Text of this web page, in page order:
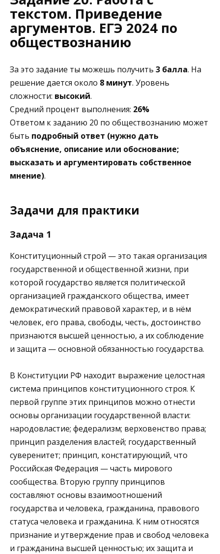
текстом. Приведение
аргументов. ЕГЭ 2024 по
обществознанию
За это задание ты можешь получить 3 балла. На
решение дается около 8 минут. Уровень
сложности: высокий.
Средний процент выполнения: 26%
Ответом к заданию 20 по обществознанию может
быть подробный ответ (нужно дать
объяснение, описание или обоснование;
высказать и аргументировать собственное
мнение).
Задачи для практики
Задача 1
Конституционный строй — это такая организация
государственной и общественной жизни, при
которой государство является политической
организацией гражданского общества, имеет
демократический правовой характер, и в нём
человек, его права, свободы, честь, достоинство
признаются высшей ценностью, а их соблюдение
и защита — основной обязанностью государства.
В Конституции РФ находит выражение целостная
система принципов конституционного строя. К
первой группе этих принципов можно отнести
основы организации государственной власти:
народовластие; федерализм; верховенство права;
принцип разделения властей; государственный
суверенитет; принцип, констатирующий, что
Российская Федерация — часть мирового
сообщества. Вторую группу принципов
составляют основы взаимоотношений
государства и человека, гражданина, правового
статуса человека и гражданина. К ним относятся
признание и утверждение прав и свобод человека
и гражданина высшей ценностью; их защита и